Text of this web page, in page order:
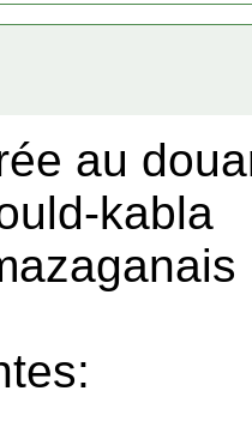
au
kabla